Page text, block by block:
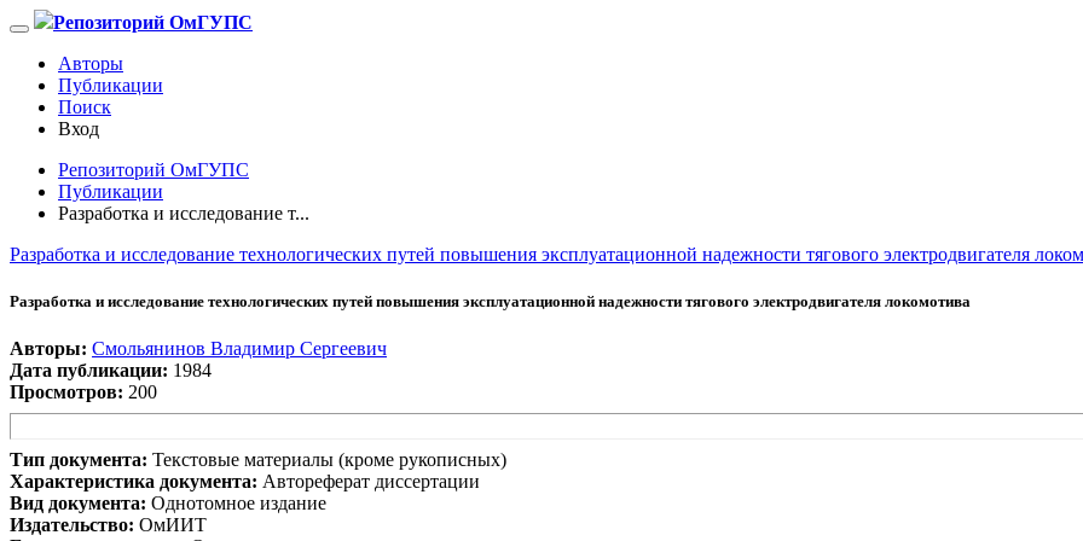
Репозиторий ОмГУПС
Авторы
Публикации
Поиск
Вход
Репозиторий ОмГУПС
Публикации
Разработка и исследование т...
Разработка и исследование технологических путей повышения эксплуатационной надежности тягового электродвигателя
Разработка и исследование технологических путей повышения эксплуатационной надежности тягового электродвигателя локомотива
Авторы: Смольянинов Владимир Сергеевич
Дата публикации: 1984
Просмотров: 200
Тип документа: Текстовые материалы (кроме рукописных)
Характеристика документа: Автореферат диссертации
Вид документа: Однотомное издание
Издательство: ОмИИТ